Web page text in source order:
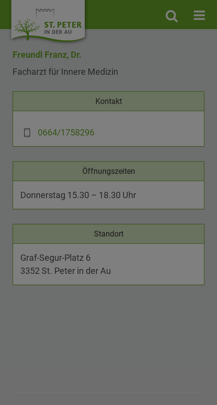
Site
search
Freundl Franz, Dr.
Facharzt für Innere Medizin
Kontakt
0664/1758296
Öffnungszeiten
Donnerstag 15.30 – 18.30 Uhr
Standort
Graf-Segur-Platz 6
3352 St. Peter in der Au